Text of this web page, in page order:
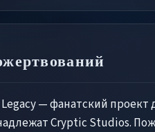
— фанатский проект
Cryptic Studios.